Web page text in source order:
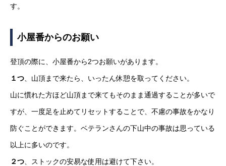
す。
小屋番からのお願い
登頂の際に、小屋番から2つお願いがあります。
１つ 、山頂まで来たら、いったん休憩を取ってください。
山に慣れた方ほど山頂まで来てもそのまま通過することが多いで
すが、一度足を止めてリセットすることで、不慮の事故をかなり
防ぐことができます。ベテランさんの下山中の事故は思っている
以上に多いのです。
２つ 、ストックの安易な使用は避けて下さい。